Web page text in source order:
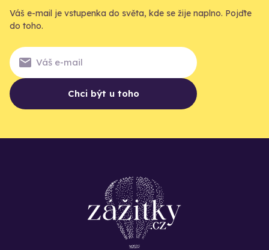
Váš e-mail je vstupenka do světa, kde se žije naplno. Pojďte
do toho.
Chci být u toho